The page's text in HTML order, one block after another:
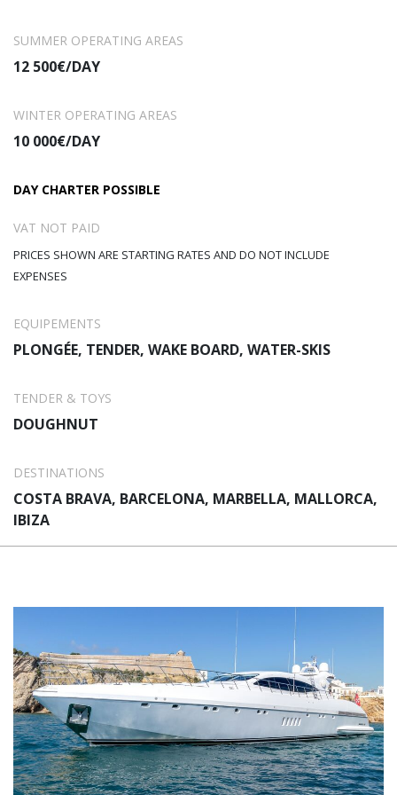
SUMMER OPERATING AREAS
12 500€/DAY
WINTER OPERATING AREAS
10 000€/DAY
DAY CHARTER POSSIBLE
VAT NOT PAID
PRICES SHOWN ARE STARTING RATES AND DO NOT INCLUDE
EXPENSES
EQUIPEMENTS
PLONGÉE, TENDER, WAKE BOARD, WATER-SKIS
TENDER & TOYS
DOUGHNUT
DESTINATIONS
COSTA BRAVA, BARCELONA, MARBELLA, MALLORCA,
IBIZA